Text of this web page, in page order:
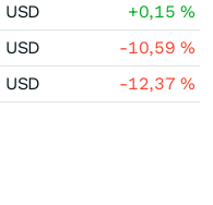
USD +0,15%
USD -10,59%
USD -12,37%